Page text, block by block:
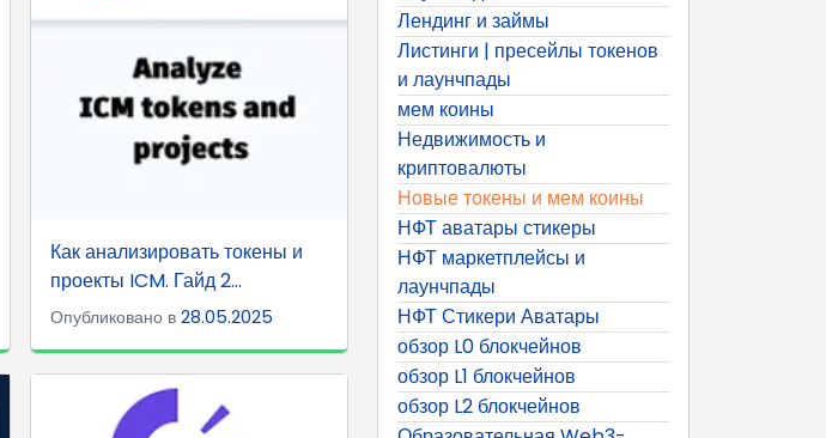
Как анализировать токены и
проекты ICM. Гайд 2...
Опубликовано в 28.05.2025
Лендинг и займы
Листинги | пресейлы токенов
и лаунчпады
мем коины
Недвижимость и
криптовалюты
Новые токены и мем коины
НФТ аватары стикеры
НФТ маркетплейсы и
лаунчпады
НФТ Стикери Аватары
обзор L0 блокчейнов
обзор L1 блокчейнов
обзор L2 блокчейнов